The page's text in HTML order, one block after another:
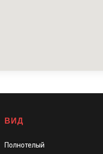
ВИД
Полнотелый